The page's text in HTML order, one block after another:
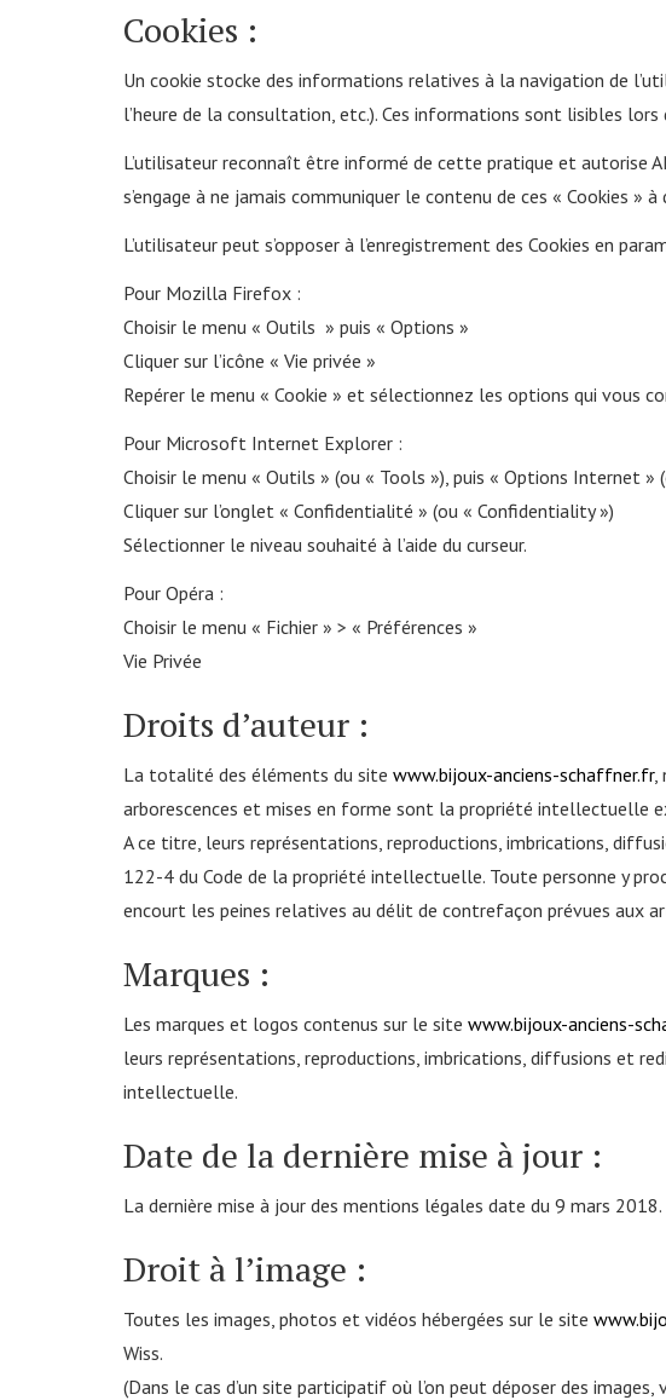
Cookies :
Un cookie stocke des informations relatives à la navigation de
l’heure de la consultation, etc.). Ces informations sont lisibles
L’utilisateur reconnaît être informé de cette pratique et autorise
s’engage à ne jamais communiquer le contenu de ces « Cookies »
L’utilisateur peut s’opposer à l’enregistrement des Cookies en
Pour Mozilla Firefox :
Choisir le menu « Outils » puis « Options »
Cliquer sur l’icône « Vie privée »
Repérer le menu « Cookie » et sélectionnez les options qui vous
Pour Microsoft Internet Explorer :
Choisir le menu « Outils » (ou « Tools »), puis « Options Internet »
Cliquer sur l’onglet « Confidentialité » (ou « Confidentiality »)
Sélectionner le niveau souhaité à l’aide du curseur.
Pour Opéra :
Choisir le menu « Fichier » > « Préférences »
Vie Privée
Droits d’auteur :
La totalité des éléments du site www.bijoux-anciens-schaffner.fr,
arborescences et mises en forme sont la propriété intellectuelle
A ce titre, leurs représentations, reproductions, imbrications,
122-4 du Code de la propriété intellectuelle. Toute personne y
encourt les peines relatives au délit de contrefaçon prévues aux
Marques :
Les marques et logos contenus sur le site www.bijoux-anciens-
leurs représentations, reproductions, imbrications, diffusions et
intellectuelle.
Date de la dernière mise à jour :
La dernière mise à jour des mentions légales date du 9 mars 2018.
Droit à l’image :
Toutes les images, photos et vidéos hébergées sur le site
Wiss.
(Dans le cas d’un site participatif où l’on peut déposer des images,